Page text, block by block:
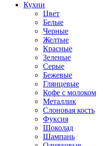
Кухни
Цвет
Белые
Черные
Желтые
Красные
Зеленые
Серые
Бежевые
Глянцевые
Кофе с молоком
Металлик
Слоновая кость
Фуксия
Шоколад
Шампань